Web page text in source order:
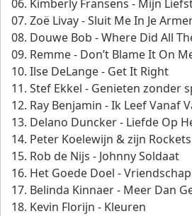
06. Kimberly Fransens - Mijn
07. Zoë Livay - Sluit Me In Je
08. Douwe Bob - Where Did All
09. Remme - Don’t Blame It On
10. Ilse DeLange - Get It Right
11. Stef Ekkel - Genieten zonder
12. Ray Benjamin - Ik Leef Vanaf
13. Delano Duncker - Liefde Op
14. Peter Koelewijn & zijn
15. Rob de Nijs - Johnny Soldaat
16. Het Goede Doel - Vriendschap
17. Belinda Kinnaer - Meer Dan
18. Kevin Florijn - Kleuren